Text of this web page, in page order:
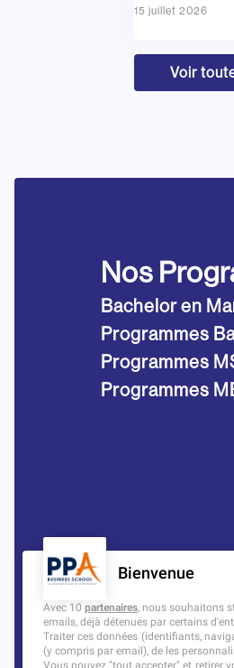
15 juillet 2026
Voir
Nos
Bachelor en
Programmes
Programmes
Programmes
Bienvenue
Avec 10 partenaires, nous souhaitons
emails, déjà détenues par certains
Traiter ces données (identifiants,
(y compris par email), de les
Vous pouvez "tout accepter" et retirer